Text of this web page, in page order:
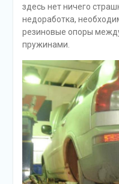
здесь нет ничего
недоработка,
резиновые опоры
пружинами.